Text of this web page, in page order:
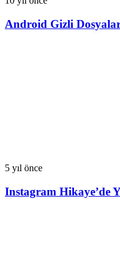
Android Gizli
5 yıl önce
Instagram Hikaye’de